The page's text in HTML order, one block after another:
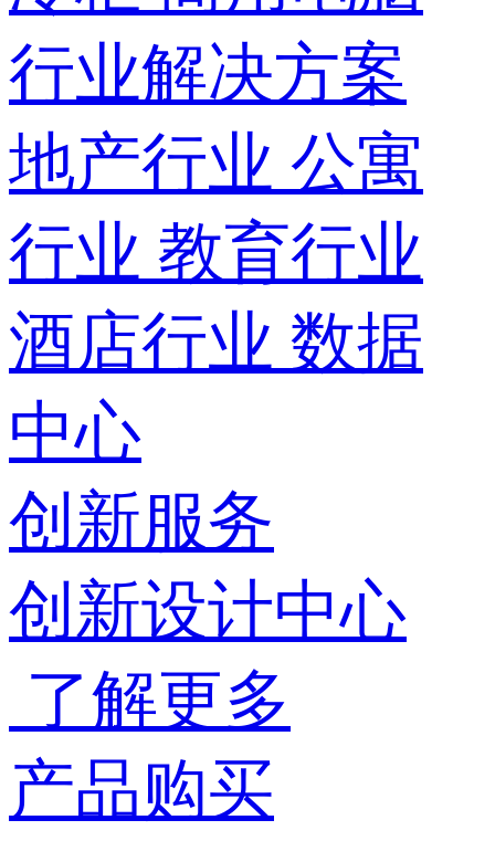
行业解决方案
地产行业 公寓
行业 教育行业
酒店行业 数据
中心
创新服务
创新设计中心
了解更多
产品购买